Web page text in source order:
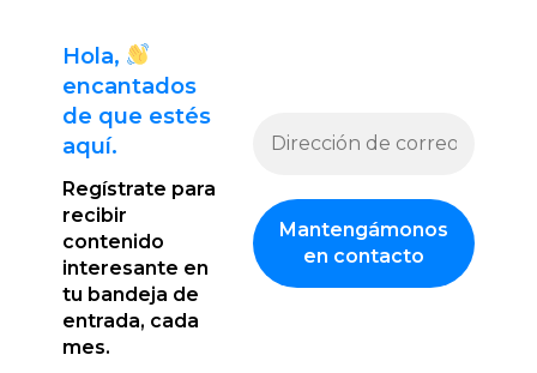
Hola,
encantados
de que estés
aquí.
Regístrate para
recibir
contenido
interesante en
tu bandeja de
entrada, cada
mes.